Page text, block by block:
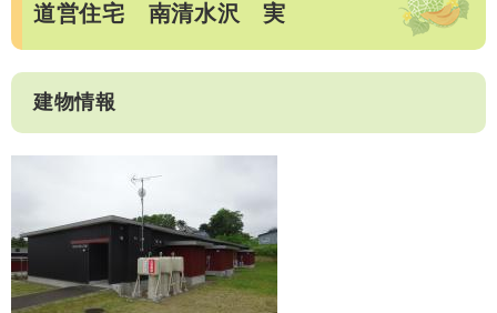
道営住宅 南清水沢 実
建物情報